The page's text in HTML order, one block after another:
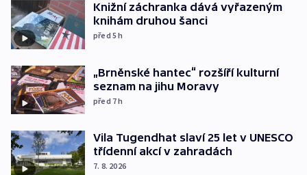
Knižní záchranka dává vyřazeným
knihám druhou šanci
před 5h
„Brněnské hantec“ rozšíří kulturní
seznam na jihu Moravy
před 7h
Vila Tugendhat slaví 25 let v UNESCO
třídenní akcí v zahradách
7. 8. 2026